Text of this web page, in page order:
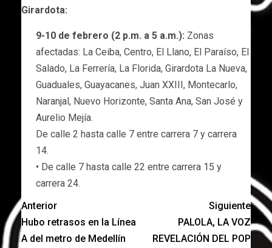
Girardota:
9-10 de febrero (2 p.m. a 5 a.m.): Zonas
afectadas: La Ceiba, Centro, El Llano, El Paraíso, El
Salado, La Ferrería, La Florida, Girardota La Nueva,
Guaduales, Guayacanes, Juan XXIII, Montecarlo,
Naranjal, Nuevo Horizonte, Santa Ana, San José y
Aurelio Mejía.
De calle 2 hasta calle 7 entre carrera 7 y carrera
14.
• De calle 7 hasta calle 22 entre carrera 15 y
carrera 24.
Anterior
Hubo retrasos en la Línea
A del metro de Medellín
Siguiente
PALOLA, LA VOZ
REVELACIÓN DEL POP